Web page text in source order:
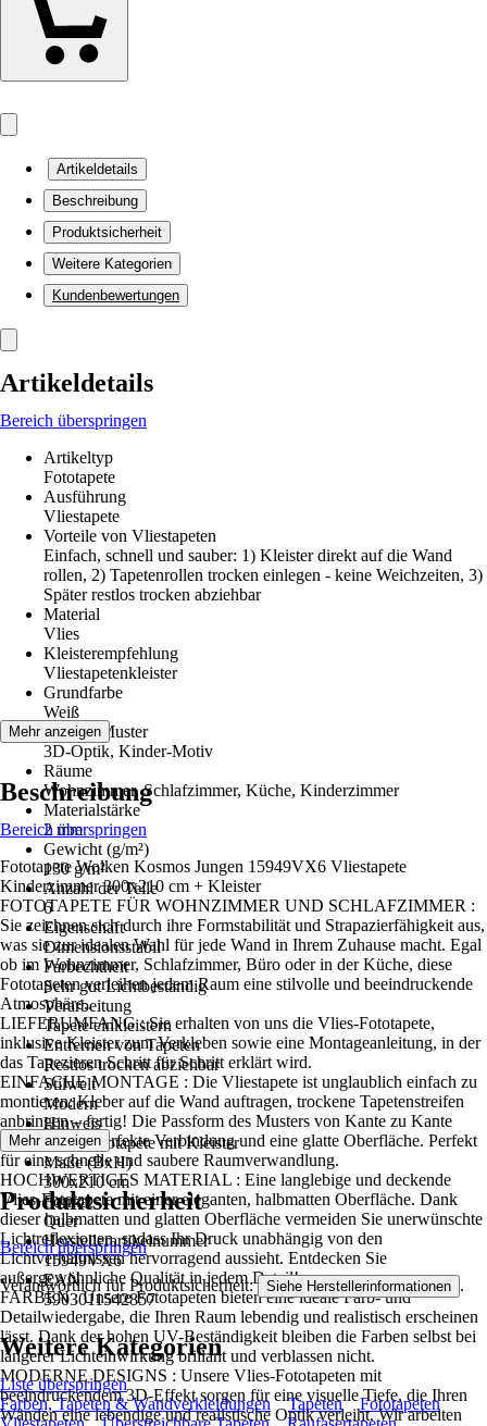
Artikeldetails
Beschreibung
Produktsicherheit
Weitere Kategorien
Kundenbewertungen
Artikeldetails
Bereich überspringen
Artikeltyp
Fototapete
Ausführung
Vliestapete
Vorteile von Vliestapeten
Einfach, schnell und sauber: 1) Kleister direkt auf die Wand
rollen, 2) Tapetenrollen trocken einlegen - keine Weichzeiten, 3)
Später restlos trocken abziehbar
Material
Vlies
Kleisterempfehlung
Vliestapetenkleister
Grundfarbe
Weiß
Dekor / Muster
3D-Optik, Kinder-Motiv
Räume
Wohnzimmer, Schlafzimmer, Küche, Kinderzimmer
Materialstärke
2 mm
Gewicht (g/m²)
130 g/m²
Anzahl der Teile
6
Eigenschaft
Dimensionsstabil
Farbechtheit
Sehr gut Lichtbeständig
Verarbeitung
Tapete einkleistern
Entfernen von Tapeten
Restlos trocken abziehbar
Stilwelt
Modern
Hinweis
Vlies Fototapete mit Kleister
Maße (BxH)
300x210 cm
Format
Quer
Herstellerartikelnummer
15949VX6
EAN
5903011542857
Mehr anzeigen
Beschreibung
Bereich überspringen
Fototapete Wolken Kosmos Jungen 15949VX6 Vliestapete
Kinderzimmer 300x210 cm + Kleister
FOTOTAPETE FÜR WOHNZIMMER UND SCHLAFZIMMER :
Sie zeichnen sich durch ihre Formstabilität und Strapazierfähigkeit aus,
was sie zur idealen Wahl für jede Wand in Ihrem Zuhause macht. Egal
ob im Wohnzimmer, Schlafzimmer, Büro oder in der Küche, diese
Fototapeten verleihen jedem Raum eine stilvolle und beeindruckende
Atmosphäre..
LIEFERUMFANG : Sie erhalten von uns die Vlies-Fototapete,
inklusive Kleister zum Verkleben sowie eine Montageanleitung, in der
das Tapezieren Schritt für Schritt erklärt wird.
EINFACHE MONTAGE : Die Vliestapete ist unglaublich einfach zu
montieren: Kleber auf die Wand auftragen, trockene Tapetenstreifen
anbringen – fertig! Die Passform des Musters von Kante zu Kante
sorgt für eine perfekte Verbindung und eine glatte Oberfläche. Perfekt
für eine schnelle und saubere Raumverwandlung.
HOCHWERTIGES MATERIAL : Eine langlebige und deckende
Vlies-Fototapete mit einer eleganten, halbmatten Oberfläche. Dank
dieser halbmatten und glatten Oberfläche vermeiden Sie unerwünschte
Lichtreflexionen, sodass Ihr Druck unabhängig von den
Lichtverhältnissen hervorragend aussieht. Entdecken Sie
außergewöhnliche Qualität in jedem Detail!
FARBEN : Unsere Fototapeten bieten eine ideale Farb- und
Detailwiedergabe, die Ihren Raum lebendig und realistisch erscheinen
lässt. Dank der hohen UV-Beständigkeit bleiben die Farben selbst bei
längerer Lichteinwirkung brillant und verblassen nicht.
MODERNE DESIGNS : Unsere Vlies-Fototapeten mit
beeindruckendem 3D-Effekt sorgen für eine visuelle Tiefe, die Ihren
Wänden eine lebendige und realistische Optik verleiht. Wir arbeiten
Mehr anzeigen
Produktsicherheit
Bereich überspringen
Verantwortlich für Produktsicherheit: Siehe Herstellerinformationen .
Weitere Kategorien
Liste überspringen
Farben, Tapeten & Wandverkleidungen
Tapeten
Fototapeten